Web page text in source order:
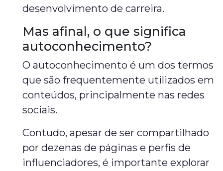
desenvolvimento de carreira.
Mas afinal, o que significa
autoconhecimento?
O autoconhecimento é um dos termos
que são frequentemente utilizados em
conteúdos, principalmente nas redes
sociais.
Contudo, apesar de ser compartilhado
por dezenas de páginas e perfis de
influenciadores, é importante explorar